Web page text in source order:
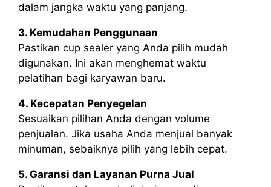
dalam jangka waktu yang panjang.
3. Kemudahan Penggunaan
Pastikan cup sealer yang Anda pilih mudah
digunakan. Ini akan menghemat waktu
pelatihan bagi karyawan baru.
4. Kecepatan Penyegelan
Sesuaikan pilihan Anda dengan volume
penjualan. Jika usaha Anda menjual banyak
minuman, sebaiknya pilih yang lebih cepat.
5. Garansi dan Layanan Purna Jual